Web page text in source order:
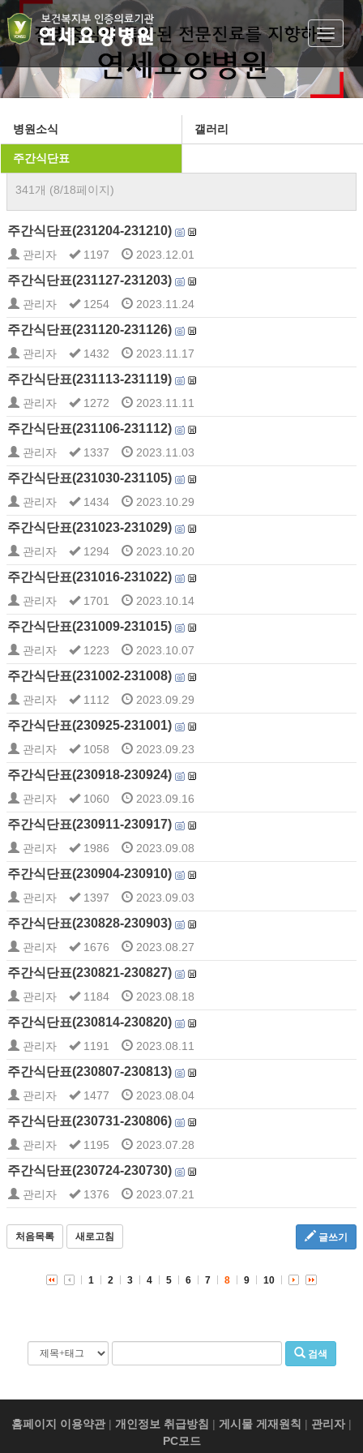
Toggle
병원소식 갤러리
주간식단표
341개 (8/18페이지)
주간식단표(231204-231210)
관리자 1197 2023.12.01
주간식단표(231127-231203)
관리자 1254 2023.11.24
주간식단표(231120-231126)
관리자 1432 2023.11.17
주간식단표(231113-231119)
관리자 1272 2023.11.11
주간식단표(231106-231112)
관리자 1337 2023.11.03
주간식단표(231030-231105)
관리자 1434 2023.10.29
주간식단표(231023-231029)
관리자 1294 2023.10.20
주간식단표(231016-231022)
관리자 1701 2023.10.14
주간식단표(231009-231015)
관리자 1223 2023.10.07
주간식단표(231002-231008)
관리자 1112 2023.09.29
주간식단표(230925-231001)
관리자 1058 2023.09.23
주간식단표(230918-230924)
관리자 1060 2023.09.16
주간식단표(230911-230917)
관리자 1986 2023.09.08
주간식단표(230904-230910)
관리자 1397 2023.09.03
주간식단표(230828-230903)
관리자 1676 2023.08.27
주간식단표(230821-230827)
관리자 1184 2023.08.18
주간식단표(230814-230820)
관리자 1191 2023.08.11
주간식단표(230807-230813)
관리자 1477 2023.08.04
주간식단표(230731-230806)
관리자 1195 2023.07.28
주간식단표(230724-230730)
관리자 1376 2023.07.21
처음목록 새로고침 글쓰기
1 2 3 4 5 6 7 8 9 10
검색
홈페이지 이용약관| 개인정보 취급방침 | 게시물 게재원칙 | 관리자 |
PC모드